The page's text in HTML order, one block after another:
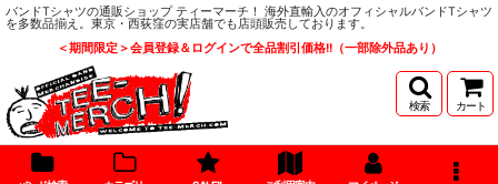
バンドTシャツの通販ショップ ティーマーチ！ 海外直輸入のオフィシャルバンドTシャツ
を多数品揃え。東京・西荻窪の実店舗でも店頭販売しております。
＜期間限定＞会員登録＆ログインで全品割引価格!!（一部除外品あり）
検索 カート